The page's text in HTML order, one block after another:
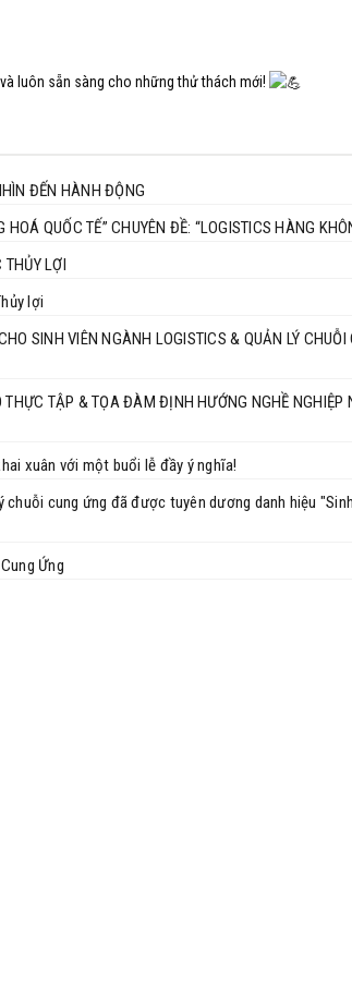
luôn sẵn sàng cho những thử thách mới!
ĐẾN HÀNH ĐỘNG
SEMINAR HỌC PHẦN “NGHIỆP VỤ VẬN TẢI VÀ GIAO NHẬN HÀNG HOÁ QUỐC TẾ” CHUYÊN ĐỀ: “LOGISTICS
THỦY LỢI
lợi
SINH VIÊN NGÀNH LOGISTICS & QUẢN LÝ CHUỖI
TẬP & TỌA ĐÀM ĐỊNH HƯỚNG NGHỀ NGHIỆP
xuân với một buổi lễ đầy ý nghĩa!
cung ứng đã được tuyên dương danh hiệu
Ứng